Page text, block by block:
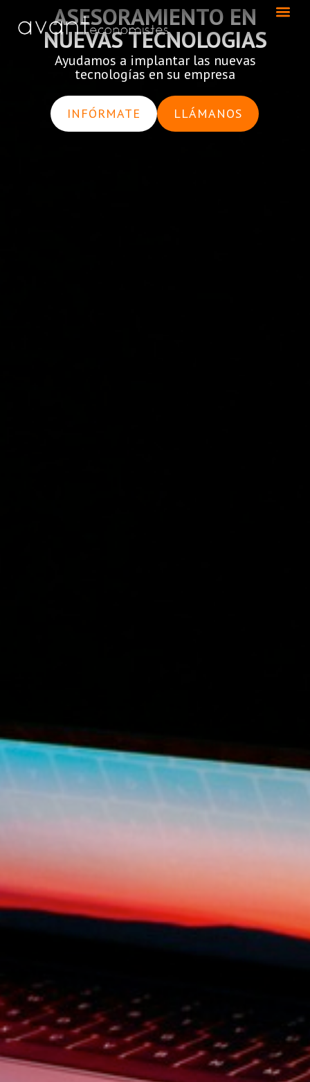
ASESORAMIENTO EN
NUEVAS TECNOLOGIAS
Ayudamos a implantar las nuevas
tecnologías en su empresa
INFÓRMATE LLÁMANOS